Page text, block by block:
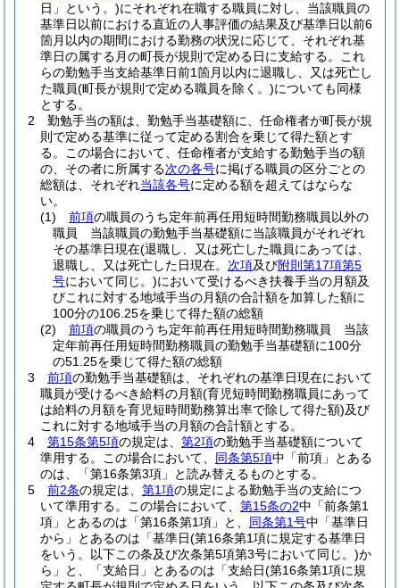
日」という。)にそれぞれ在職する職員に対し、当該職員の
基準日以前における直近の人事評価の結果及び基準日以前6
箇月以内の期間における勤務の状況に応じて、それぞれ基
準日の属する月の町長が規則で定める日に支給する。
これ
らの勤勉手当支給基準日前1箇月以内に退職し、又は死亡し
た職員(町長が規則で定める職員を除く。)についても同様
とする。
2
勤勉手当の額は、勤勉手当基礎額に、任命権者が町長が規
則で定める基準に従って定める割合を乗じて得た額とす
る。
この場合において、任命権者が支給する勤勉手当の額
の、その者に所属する次の各号に掲げる職員の区分ごとの
総額は、それぞれ当該各号に定める額を超えてはならな
い。
(1)
前項の職員のうち定年前再任用短時間勤務職員以外の
職員 当該職員の勤勉手当基礎額に当該職員がそれぞれ
その基準日現在(退職し、又は死亡した職員にあっては、
退職し、又は死亡した日現在。 次項及び附則第17項第5
号において同じ。)において受けるべき扶養手当の月額及
びこれに対する地域手当の月額の合計額を加算した額に
100分の106.25を乗じて得た額の総額
(2)
前項の職員のうち定年前再任用短時間勤務職員 当該
定年前再任用短時間勤務職員の勤勉手当基礎額に100分
の51.25を乗じて得た額の総額
3
前項の勤勉手当基礎額は、それぞれの基準日現在において
職員が受けるべき給料の月額(育児短時間勤務職員にあって
は給料の月額を育児短時間勤務算出率で除して得た額)及び
これに対する地域手当の月額の合計額とする。
4
第15条第5項の規定は、 第2項の勤勉手当基礎額について
準用する。
この場合において、 同条第5項中「前項」とある
のは、「第16条第3項」と読み替えるものとする。
5
前2条の規定は、 第1項の規定による勤勉手当の支給につ
いて準用する。
この場合において、 第15条の2中「前条第1
項」とあるのは「第16条第1項」と、 同条第1号中「基準日
から」とあるのは「基準日(第16条第1項に規定する基準日
をいう。以下この条及び次条第5項第3号において同じ。)か
ら」と、「支給日」とあるのは「支給日(第16条第1項に規